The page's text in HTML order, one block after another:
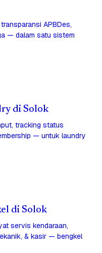
APBDes,
— dalam satu sistem
di Solok
tracking status
— untuk laundry
di Solok
servis kendaraan,
& kasir — bengkel